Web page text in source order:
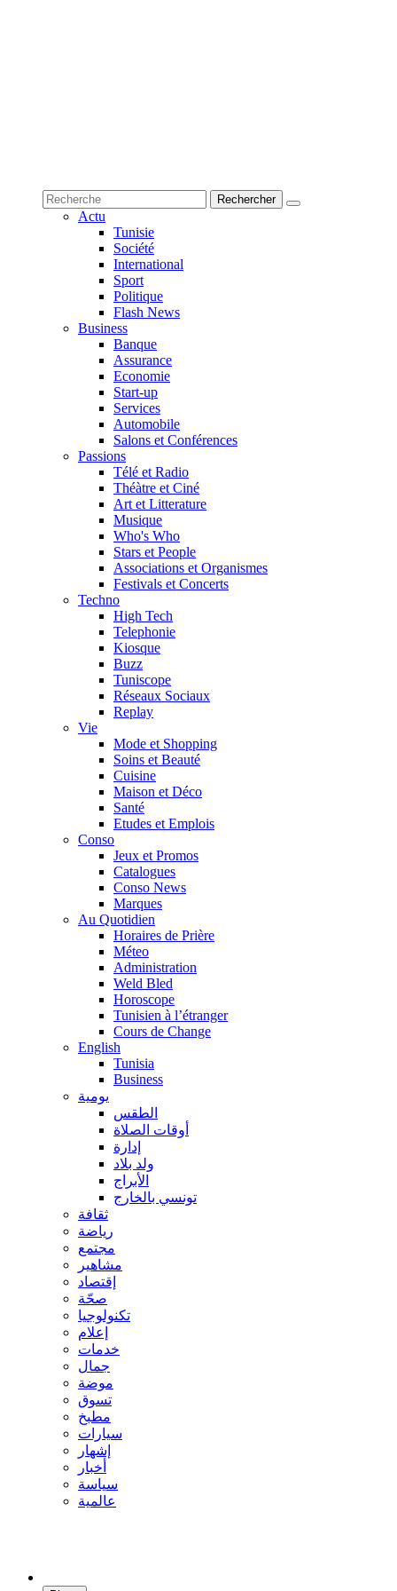
Actu
Tunisie
Société
International
Sport
Politique
Flash News
Business
Banque
Assurance
Economie
Start-up
Services
Automobile
Salons et Conférences
Passions
Télé et Radio
Théàtre et Ciné
Art et Litterature
Musique
Who's Who
Stars et People
Associations et Organismes
Festivals et Concerts
Techno
High Tech
Telephonie
Kiosque
Buzz
Tuniscope
Réseaux Sociaux
Replay
Vie
Mode et Shopping
Soins et Beauté
Cuisine
Maison et Déco
Santé
Etudes et Emplois
Conso
Jeux et Promos
Catalogues
Conso News
Marques
Au Quotidien
Horaires de Prière
Méteo
Administration
Weld Bled
Horoscope
Tunisien à l’étranger
Cours de Change
English
Tunisia
Business
يومية
الطقس
أوقات الصلاة
إدارة
ولد بلاد
الأبراج
تونسي بالخارج
ثقافة
رياضة
مجتمع
مشاهير
إقتصاد
صحّة
تكنولوجيا
إعلام
خدمات
جمال
موضة
تسوق
مطبخ
سيارات
إشهار
أخبار
سياسة
عالمية